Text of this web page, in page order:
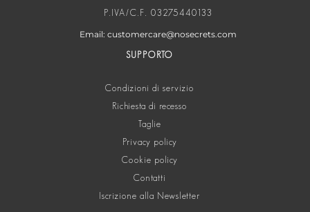
P.IVA/C.F. 03275440133
Email: customercare@nosecrets.com
SUPPORTO
Condizioni di servizio
Richiesta di recesso
Taglie
Privacy policy
Cookie policy
Contatti
Iscrizione alla Newsletter